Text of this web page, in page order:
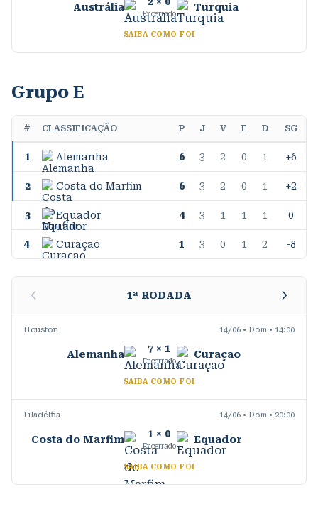
Austrália
Encerrado
Turquia
SAIBA COMO FOI
Grupo E
# CLASSIFICAÇÃO P J V E D SG
1 Alemanha 6 3 2 0 1 +6
2 Costa do Marfim 6 3 2 0 1 +2
3 Equador 4 3 1 1 1 0
4 Curaçao 1 3 0 1 2 -8
1ª RODADA
Houston 14/06 • Dom • 14:00
Alemanha 7 × 1
Encerrado
Curaçao
SAIBA COMO FOI
Filadélfia 14/06 • Dom • 20:00
Costa do Marfim 1 × 0
Encerrado
Equador
SAIBA COMO FOI